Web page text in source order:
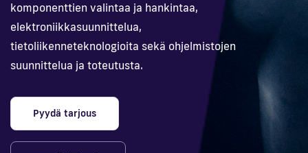
komponenttien valintaa ja hankintaa,
elektroniikkasuunnittelua,
tietoliikenneteknologioita sekä ohjelmistojen
suunnittelua ja toteutusta.
Pyydä tarjous